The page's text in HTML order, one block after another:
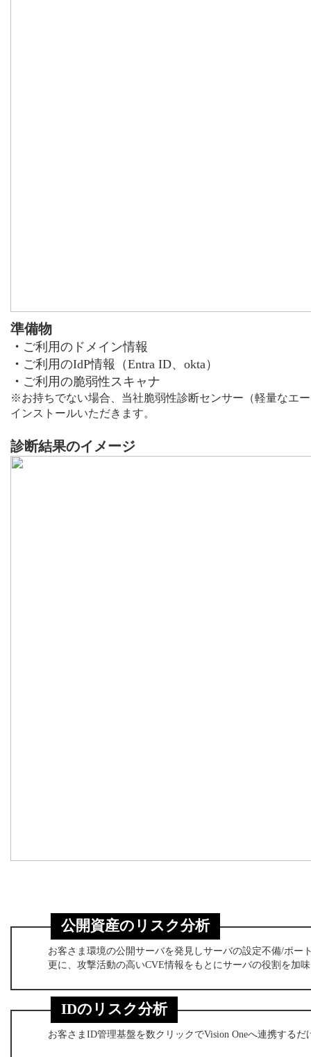
準備物
・ ご利用のドメイン情報
・ ご利用のIdP情報（Entra ID、okta）
・ ご利用の脆弱性スキャナ
※お持ちでない場合、当社脆弱性診断センサー（軽量なエ
インストールいただきます。
診断結果のイメージ
公開資産のリスク分析
お客さま環境の公開サーバを発見しサーバの設定不備/ポー
更に、攻撃活動の高いCVE情報をもとにサーバの役割を加
IDのリスク分析
お客さまID管理基盤を数クリックでVision Oneへ連携する